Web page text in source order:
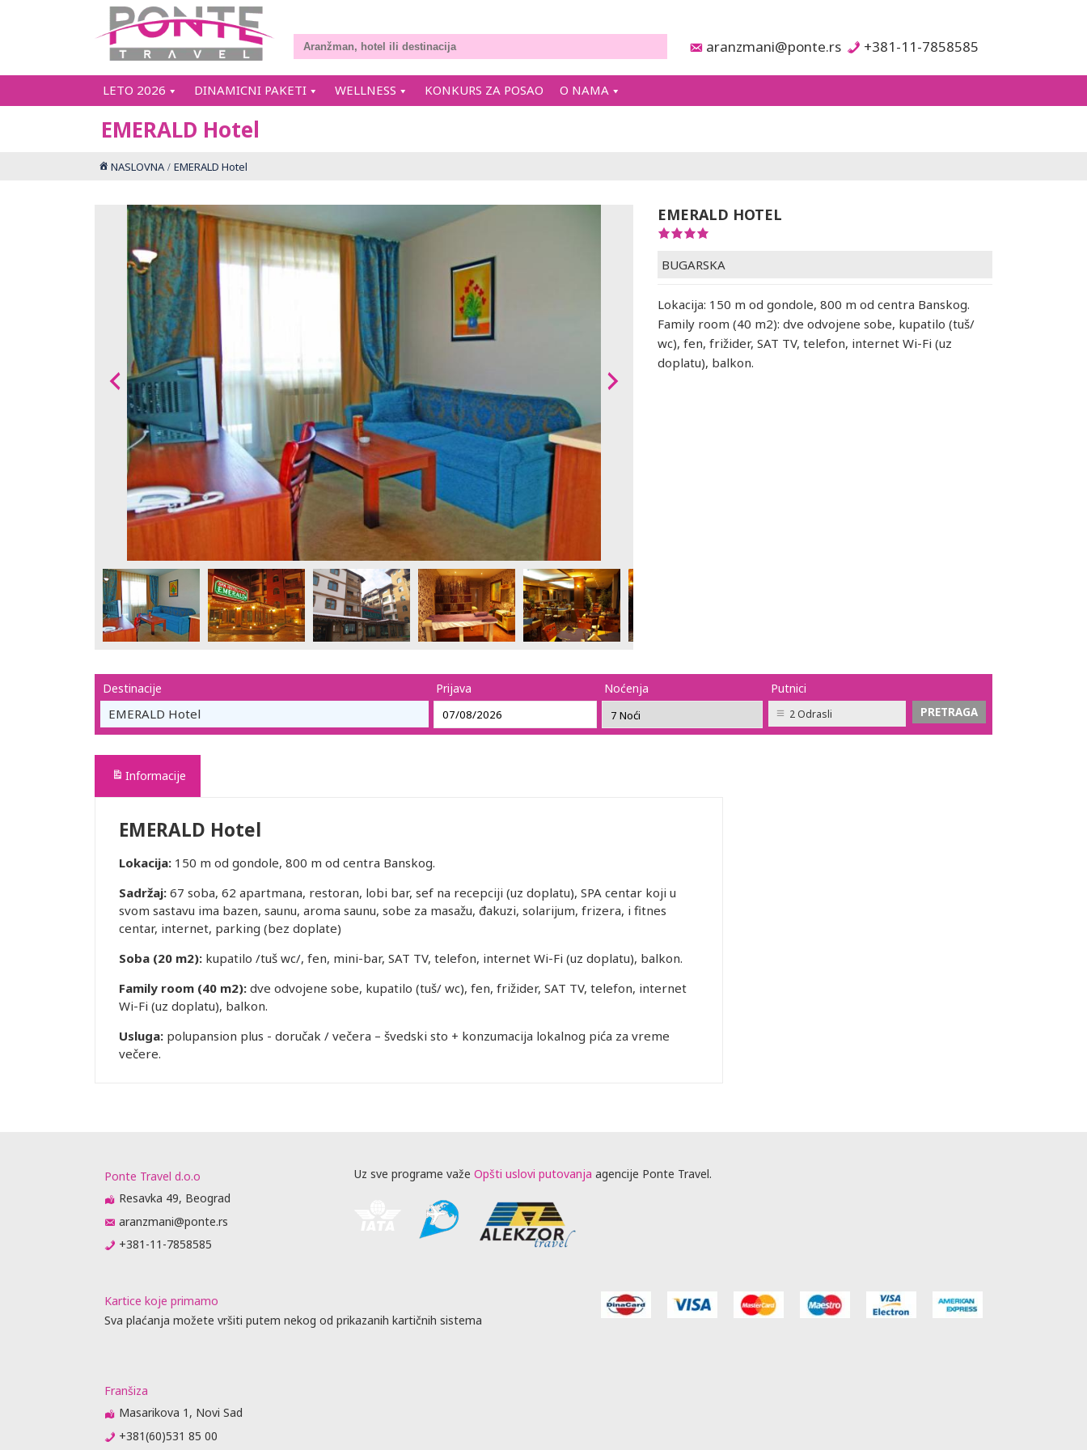
aranzmani@ponte.rs +381-11-7858585
LETO 2026 DINAMICNI PAKETI WELLNESS KONKURS ZA POSAO O NAMA
EMERALD Hotel
NASLOVNA EMERALD Hotel
EMERALD HOTEL
BUGARSKA
Lokacija: 150 m od gondole, 800 m od centra Banskog.
Family room (40 m2): dve odvojene sobe, kupatilo (tuš/
wc), fen, frižider, SAT TV, telefon, internet Wi-Fi (uz
doplatu), balkon.
Destinacije
EMERALD Hotel
Prijava Noćenja Putnici
2 Odrasli
Informacije
EMERALD Hotel
Lokacija: 150 m od gondole, 800 m od centra Banskog.
Sadržaj: 67 soba, 62 apartmana, restoran, lobi bar, sef na recepciji (uz doplatu), SPA centar koji u
svom sastavu ima bazen, saunu, aroma saunu, sobe za masažu, đakuzi, solarijum, frizera, i fitnes
centar, internet, parking (bez doplate)
Soba (20 m2): kupatilo /tuš wc/, fen, mini-bar, SAT TV, telefon, internet Wi-Fi (uz doplatu), balkon.
Family room (40 m2): dve odvojene sobe, kupatilo (tuš/ wc), fen, frižider, SAT TV, telefon, internet
Wi-Fi (uz doplatu), balkon.
Usluga: polupansion plus - doručak / večera – švedski sto + konzumacija lokalnog pića za vreme
večere.
Ponte Travel d.o.o
Resavka 49, Beograd
aranzmani@ponte.rs
+381-11-7858585
Uz sve programe važe Opšti uslovi putovanja agencije Ponte Travel.
Kartice koje primamo
Sva plaćanja možete vršiti putem nekog od prikazanih kartičnih sistema
Franšiza
Masarikova 1, Novi Sad
+381(60)531 85 00